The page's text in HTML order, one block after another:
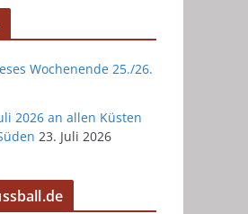
Wochenende 25./26.
2026 an allen Küsten
23. Juli 2026